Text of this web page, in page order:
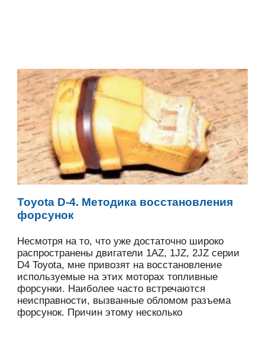
Toyota D-4. Методика восстановления
форсунок
Несмотря на то, что уже достаточно широко
распространены двигатели 1AZ, 1JZ, 2JZ серии
D4 Toyota, мне привозят на восстановление
используемые на этих моторах топливные
форсунки. Наиболее часто встречаются
неисправности, вызванные обломом разъема
форсунок. Причин этому несколько